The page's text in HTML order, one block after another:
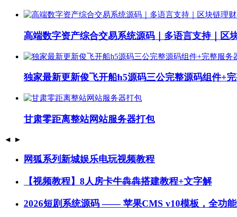
高端数字资产综合交易系统源码｜多语言支持｜区
独家最新更新俊飞开船h5源码三公完整源码组件+
甘肃零距离整站网站服务器打包
◄ ►
网狐系列新城娱乐电玩视频教程
【视频教程】8人房卡牛犇犇搭建教程+文字解
2026短剧系统源码 —— 苹果CMS v10模板，全功